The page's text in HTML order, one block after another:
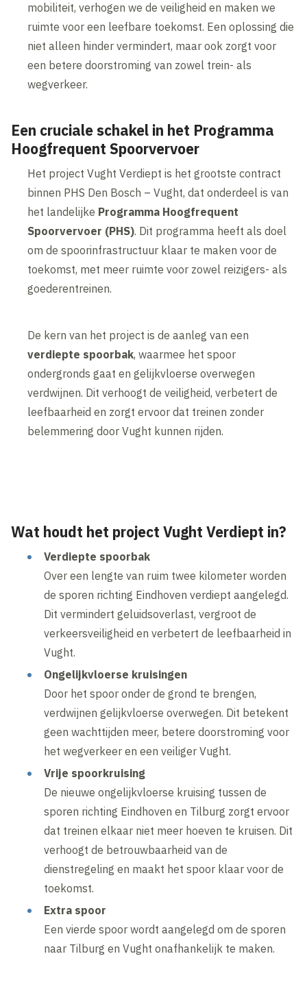
mobiliteit, verhogen we de veiligheid en maken we
ruimte voor een leefbare toekomst. Een oplossing die
niet alleen hinder vermindert, maar ook zorgt voor
een betere doorstroming van zowel trein- als
wegverkeer.
Een cruciale schakel in het Programma
Hoogfrequent Spoorvervoer
Het project Vught Verdiept is het grootste contract
binnen PHS Den Bosch – Vught, dat onderdeel is van
het landelijke Programma Hoogfrequent
Spoorvervoer (PHS). Dit programma heeft als doel
om de spoorinfrastructuur klaar te maken voor de
toekomst, met meer ruimte voor zowel reizigers- als
goederentreinen.
De kern van het project is de aanleg van een
verdiepte spoorbak, waarmee het spoor
ondergronds gaat en gelijkvloerse overwegen
verdwijnen. Dit verhoogt de veiligheid, verbetert de
leefbaarheid en zorgt ervoor dat treinen zonder
belemmering door Vught kunnen rijden.
Wijzig cookie instellingen
Wat houdt het project Vught Verdiept in?
Verdiepte spoorbak
Over een lengte van ruim twee kilometer worden
de sporen richting Eindhoven verdiept aangelegd.
Dit vermindert geluidsoverlast, vergroot de
verkeersveiligheid en verbetert de leefbaarheid in
Vught.
Ongelijkvloerse kruisingen
Door het spoor onder de grond te brengen,
verdwijnen gelijkvloerse overwegen. Dit betekent
geen wachttijden meer, betere doorstroming voor
het wegverkeer en een veiliger Vught.
Vrije spoorkruising
De nieuwe ongelijkvloerse kruising tussen de
sporen richting Eindhoven en Tilburg zorgt ervoor
dat treinen elkaar niet meer hoeven te kruisen. Dit
verhoogt de betrouwbaarheid van de
dienstregeling en maakt het spoor klaar voor de
toekomst.
Extra spoor
Een vierde spoor wordt aangelegd om de sporen
naar Tilburg en Vught onafhankelijk te maken.